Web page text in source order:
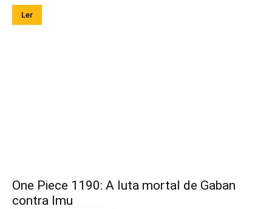
Ler
One Piece 1190: A luta mortal de Gaban
contra Imu